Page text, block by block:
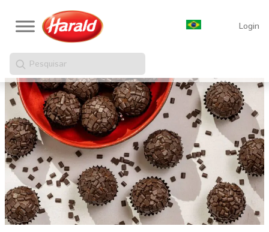
Login
Pesquisar